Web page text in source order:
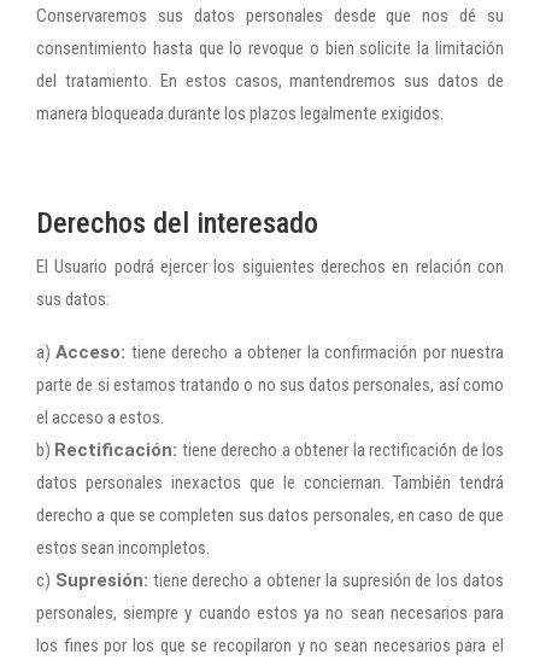
Conservaremos sus datos personales desde que nos dé su
consentimiento hasta que lo revoque o bien solicite la limitación
del tratamiento. En estos casos, mantendremos sus datos de
manera bloqueada durante los plazos legalmente exigidos.
Derechos del interesado
El Usuario podrá ejercer los siguientes derechos en relación con
sus datos:
a)Acceso: tiene derecho a obtener la confirmación por nuestra
parte de si estamos tratando o no sus datos personales, así como
el acceso a estos.
b) Rectificación: tiene derecho a obtener la rectificación de los
datos personales inexactos que le conciernan. También tendrá
derecho a que se completen sus datos personales, en caso de que
estos sean incompletos.
c) Supresión: tiene derecho a obtener la supresión de los datos
personales, siempre y cuando estos ya no sean necesarios para
los fines por los que se recopilaron y no sean necesarios para el